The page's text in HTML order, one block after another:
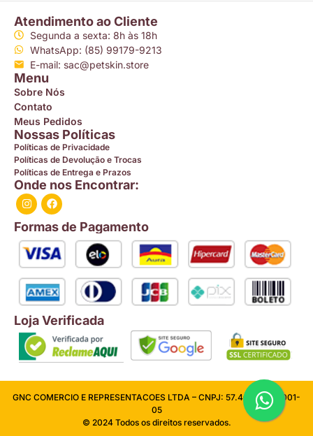
Atendimento ao Cliente
Segunda a sexta: 8h às 18h
WhatsApp: (85) 99179-9213
E-mail: sac@petskin.store
Menu
Sobre Nós
Contato
Meus Pedidos
Nossas Políticas
Políticas de Privacidade
Políticas de Devolução e Trocas
Políticas de Entrega e Prazos
Onde nos Encontrar:
Formas de Pagamento
Loja Verificada
GNC COMERCIO E REPRESENTACOES LTDA – CNPJ: 57.409.026/0001-
05
© 2024 Todos os direitos reservados.